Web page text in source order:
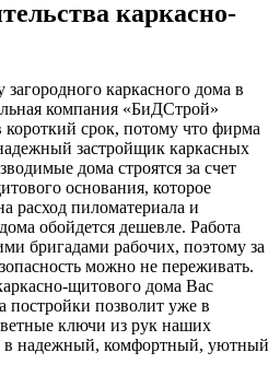
каркасно-
загородного каркасного дома в
компания «БиДСтрой»
короткий срок, потому что фирма
застройщик каркасных
дома строятся за счет
основания, которое
расход пиломатериала и
обойдется дешевле. Работа
бригадами рабочих, поэтому за
можно не переживать.
щитового дома Вас
постройки позволит уже в
ключи из рук наших
в надежный, комфортный, уютный